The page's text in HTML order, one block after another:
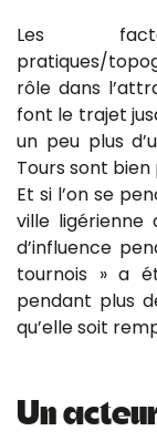
Les
pratiques/
rôle dans
font le trajet
un peu plus
Tours sont
Et si l’on se
ville ligérienne
d’influence
tournois » a
pendant plus
qu’elle soit
Un